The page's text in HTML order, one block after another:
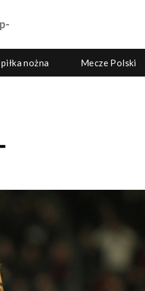
nożna Mecze Polski